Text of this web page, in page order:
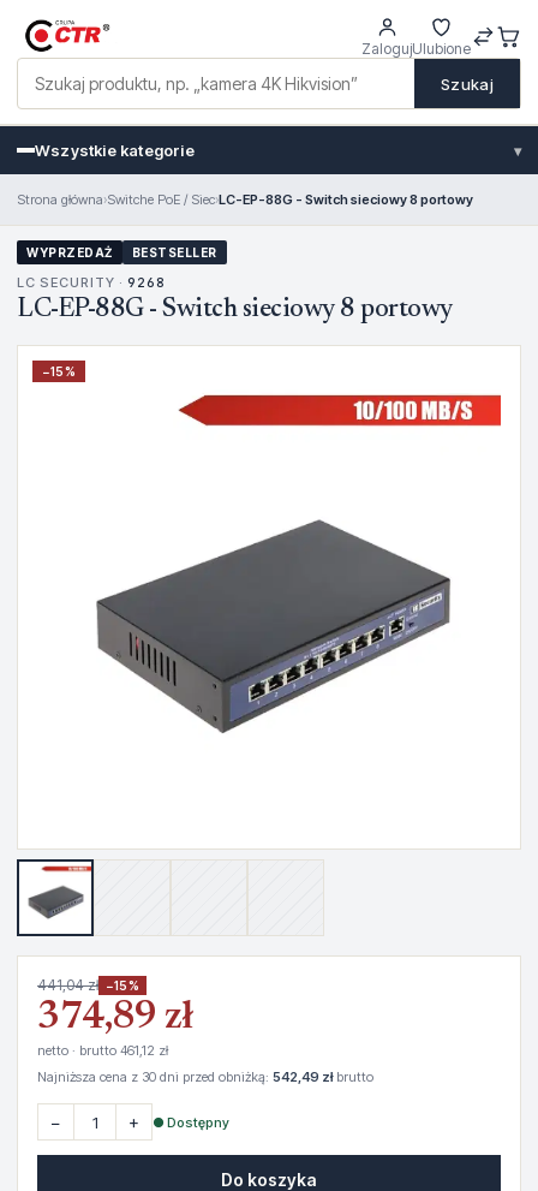
Szukaj
ZalogujUlubione
Wszystkie kategorie ▾
Strona główna›Switche PoE / Siec›LC-EP-88G - Switch sieciowy 8 portowy
WYPRZEDAŻ BESTSELLER
LC SECURITY · 9268
LC-EP-88G - Switch sieciowy 8 portowy
−15%
441,04 zł −15%
374,89 zł
netto · brutto 461,12 zł
Najniższa cena z 30 dni przed obniżką: 542,49 złbrutto
− + ● Dostępny
Do koszyka